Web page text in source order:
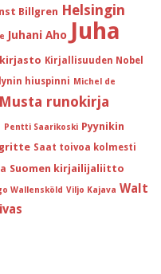
Billgren Helsingin
Juhani Aho Juha
Kirjallisuuden Nobel
hiuspinni Michel de
Musta runokirja
Pentti Saarikoski Pyynikin
Saat toivoa kolmesti
Suomen kirjailijaliitto
Wallensköld Viljo Kajava Walt